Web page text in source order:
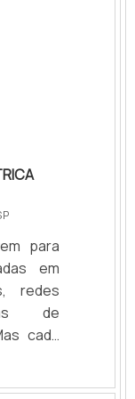
a
com
para
em
redes
de
cada
e a
é uma